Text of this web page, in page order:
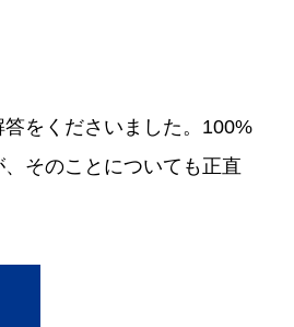
をくださいました。100%
そのことについても正直